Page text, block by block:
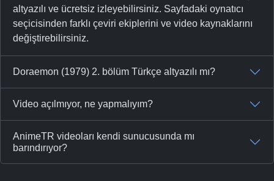
altyazılı ve ücretsiz izleyebilirsiniz. Sayfadaki oynatıcı
seçicisinden farklı çeviri ekiplerini ve video kaynaklarını
değiştirebilirsiniz.
Doraemon (1979) 2. bölüm Türkçe altyazılı mı?
Video açılmıyor, ne yapmalıyım?
AnimeTR videoları kendi sunucusunda mı
barındırıyor?